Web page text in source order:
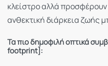
κλείστρο αλλά
ανθεκτική διάρκεια ζωής
Τα πιο δημοφιλή οπτικά
footprint]: